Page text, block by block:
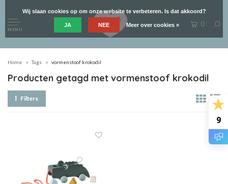
9
MENU
0
Home Tags vormenstoof krokodil
Producten getagd met vormenstoof krokodil
Filters
Wij slaan cookies op om onze website te verbeteren. Is dat akkoord?
JA NEE Meer over cookies »